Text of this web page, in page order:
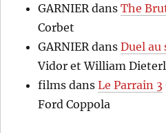
GARNIER dansThe
Corbet
GARNIER dansDuel au
Vidor et William
films dansLe Parrain 3
Ford Coppola